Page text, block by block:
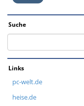
Suche
Links
pc-welt.de
heise.de